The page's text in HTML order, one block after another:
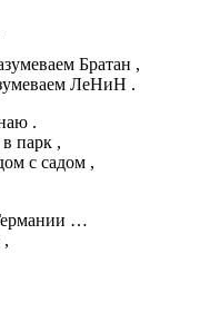
Братан ,
ЛеНиН .
.
парк ,
с садом ,
…
,